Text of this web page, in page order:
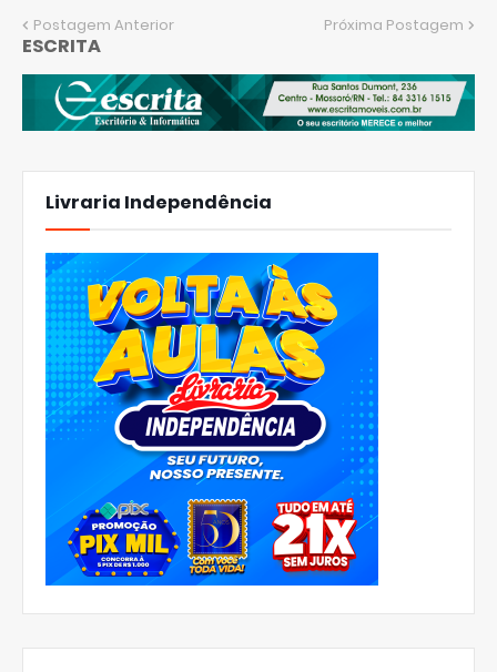
Postagem Anterior Próxima Postagem
ESCRITA
Livraria Independência